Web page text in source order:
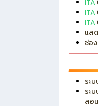
ITA
ITA
แส
ช่อ